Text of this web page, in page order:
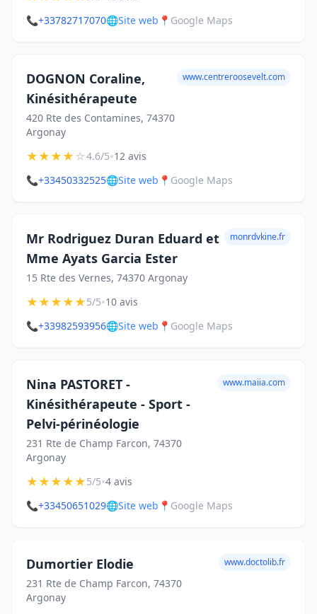
📞+33782717070🌐Site web 📍 Google Maps
DOGNON Coraline,
Kinésithérapeute
420 Rte des Contamines, 74370
Argonay
www.centreroosevelt.com
★★★★☆4.6/5•12 avis
📞+33450332525🌐Site web 📍 Google Maps
Mr Rodriguez Duran Eduard et
Mme Ayats Garcia Ester
15 Rte des Vernes, 74370 Argonay
monrdvkine.fr
★★★★★5/5•10 avis
📞+33982593956🌐Site web 📍 Google Maps
Nina PASTORET -
Kinésithérapeute - Sport -
Pelvi-périnéologie
231 Rte de Champ Farcon, 74370
Argonay
www.maiia.com
★★★★★5/5•4 avis
📞+33450651029🌐Site web 📍 Google Maps
Dumortier Elodie
231 Rte de Champ Farcon, 74370
Argonay
www.doctolib.fr